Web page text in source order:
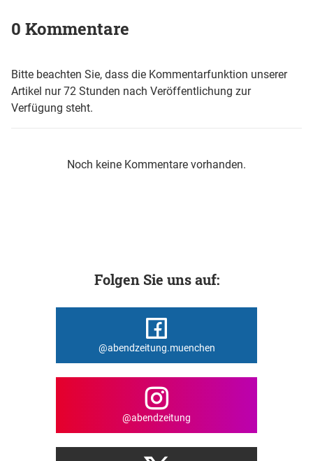
0 Kommentare
Bitte beachten Sie, dass die Kommentarfunktion unserer
Artikel nur 72 Stunden nach Veröffentlichung zur
Verfügung steht.
Noch keine Kommentare vorhanden.
Folgen Sie uns auf:
@abendzeitung.muenchen
@abendzeitung